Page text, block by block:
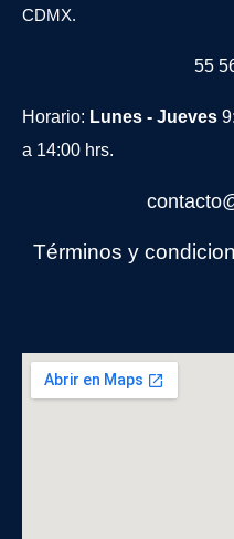
CDMX.
55
Horario: Lunes - Jueves
a 14:00 hrs.
Términos y